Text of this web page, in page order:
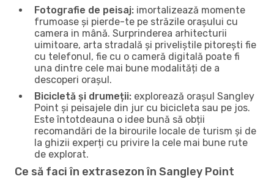
Fotografie de peisaj: imortalizează momente
frumoase și pierde-te pe străzile orașului cu
camera in mână. Surprinderea arhitecturii
uimitoare, arta stradală și priveliștile pitorești fie
cu telefonul, fie cu o cameră digitală poate fi
una dintre cele mai bune modalități de a
descoperi orașul.
Bicicletă și drumeții: explorează orașul Sangley
Point și peisajele din jur cu bicicleta sau pe jos.
Este întotdeauna o idee bună să obții
recomandări de la birourile locale de turism și de
la ghizii experți cu privire la cele mai bune rute
de explorat.
Ce să faci în extrasezon în Sangley Point